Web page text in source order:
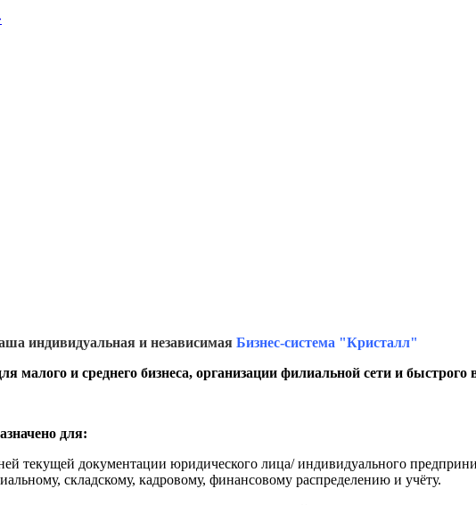
индивидуальная и независимая Бизнес-система "Кристалл"
малого и среднего бизнеса, организации филиальной сети и
для:
текущей документации юридического лица/ индивидуального
складскому, кадровому, финансовому распределению и учёту.